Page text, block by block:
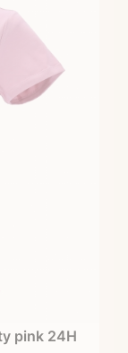
pink 24H